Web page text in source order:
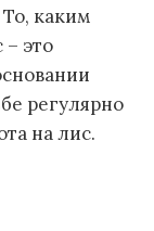
каким
– это
регулярно
на лис.